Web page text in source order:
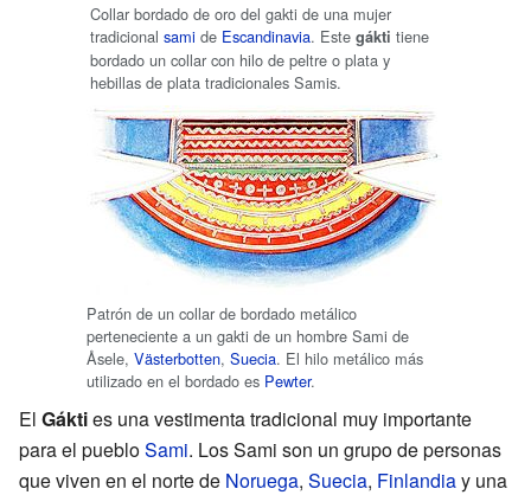
Collar bordado de oro del gakti de una mujer
tradicional sami de Escandinavia. Este gákti tiene
bordado un collar con hilo de peltre o plata y
hebillas de plata tradicionales Samis.
Patrón de un collar de bordado metálico
perteneciente a un gakti de un hombre Sami de
Åsele, Västerbotten, Suecia. El hilo metálico más
utilizado en el bordado es Pewter.
El Gákties una vestimenta tradicional muy importante
para el puebloSami. Los Sami son un grupo de personas
que viven en el norte de Noruega, Suecia, Finlandiay una